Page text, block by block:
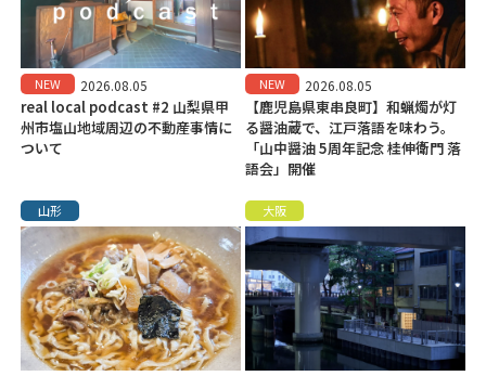
NEW 2026.08.05
real local podcast #2 山梨県甲
州市塩山地域周辺の不動産事情に
ついて
NEW 2026.08.05
【鹿児島県東串良町】和蝋燭が灯
る醤油蔵で、江戸落語を味わう。
「山中醤油 5周年記念 桂伸衛門 落
語会」開催
山形 大阪